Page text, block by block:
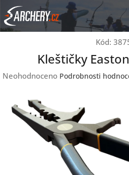
Přejít
na
obsah
Kód:
Kleštičky
Průměrné
Neohodnoceno Podrobnosti